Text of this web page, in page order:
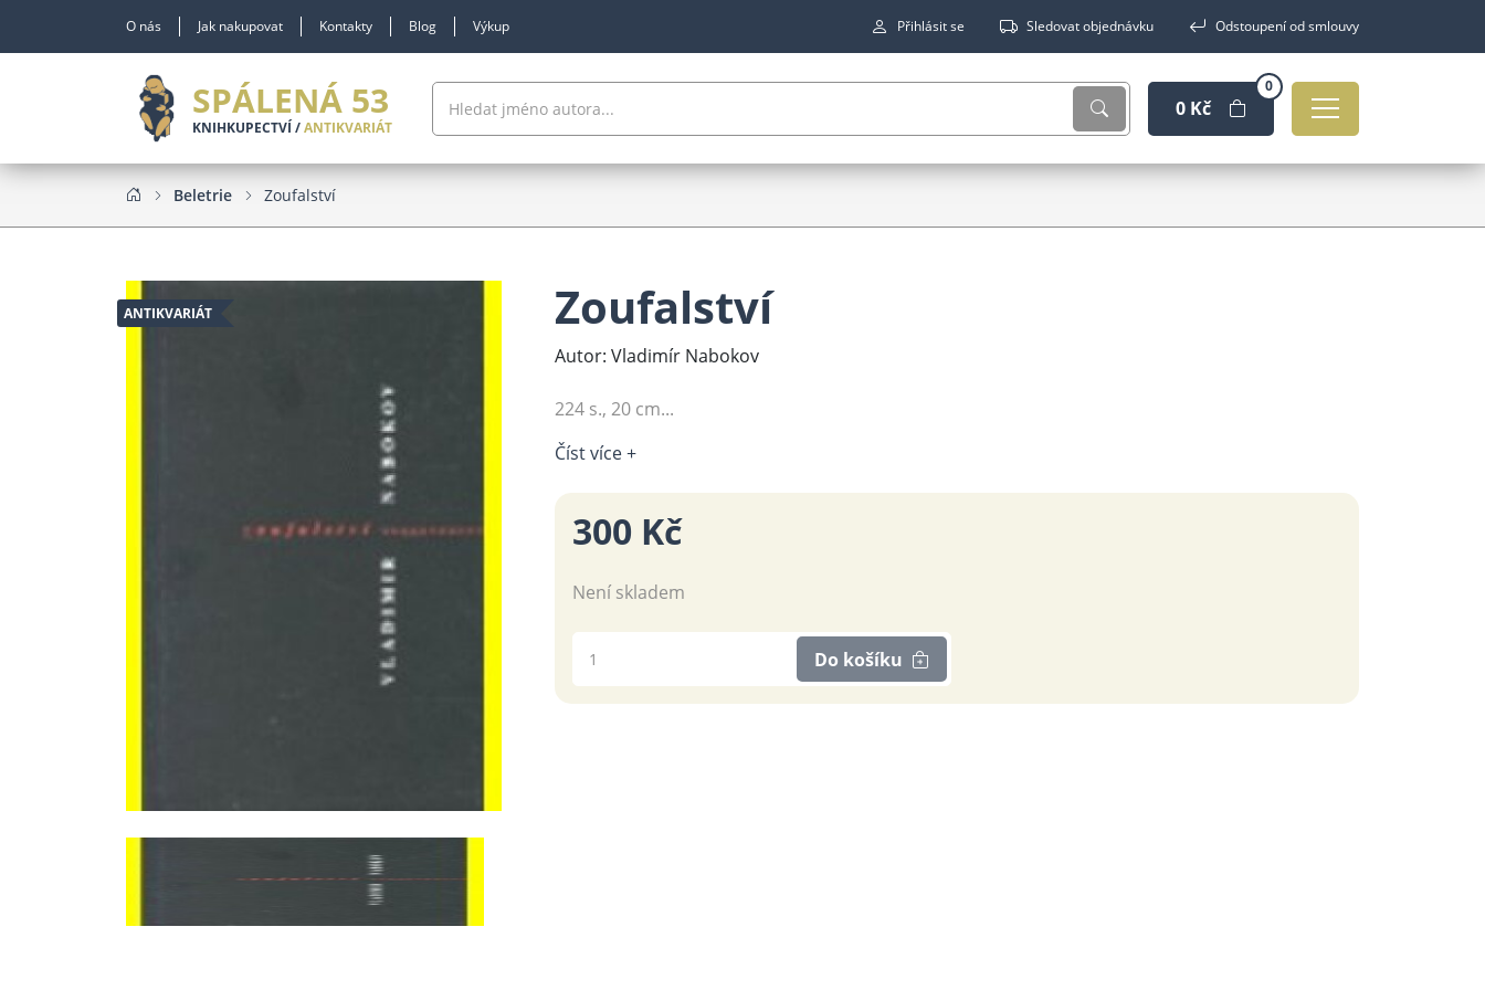
O nás Jak nakupovat Kontakty Blog Výkup Přihlásit se Sledovat objednávku Odstoupení od smlouvy
SPÁLENÁ 53
KNIHKUPECTVÍ /ANTIKVARIÁT
0 Kč
0
Beletrie Zoufalství
ANTIKVARIÁT Zoufalství
Autor: Vladimír Nabokov
224 s., 20 cm...
Číst více +
300 Kč
Není skladem
Do košíku